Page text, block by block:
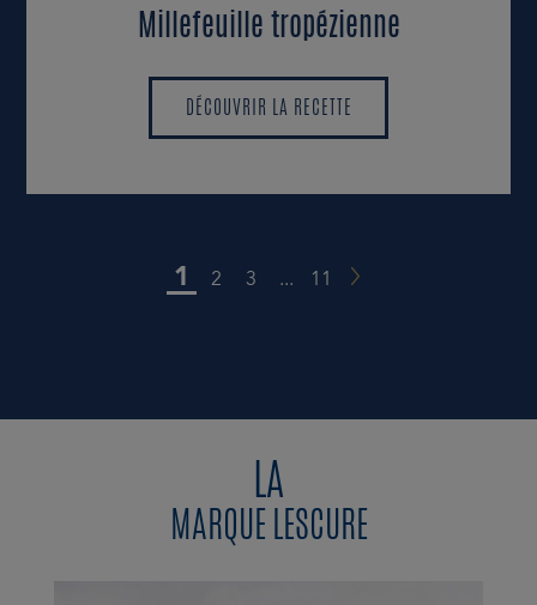
Millefeuille tropézienne
DÉCOUVRIR LA RECETTE
DÉCOUVRIR LA RECETTE
1 2 3 ... 11
LA
MARQUE LESCURE